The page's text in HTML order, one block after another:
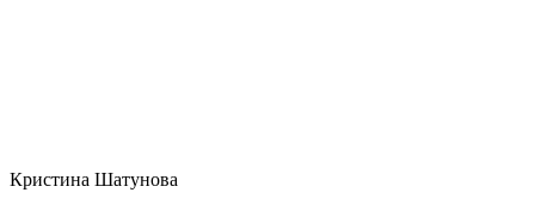
Кристина Шатунова